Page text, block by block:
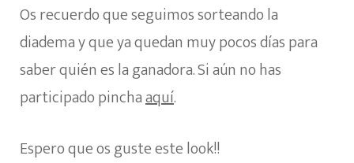
Os recuerdo que seguimos sorteando la
diadema y que ya quedan muy pocos días para
saber quién es la ganadora. Si aún no has
participado pinchaaquí.
Espero que os guste este look!!